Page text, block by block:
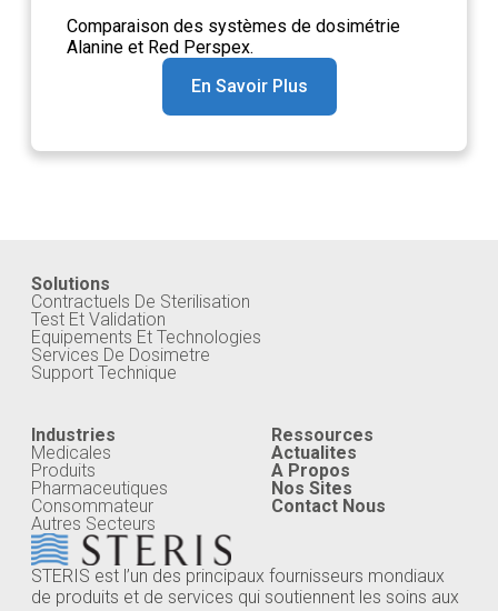
Comparaison des systèmes de dosimétrie
Alanine et Red Perspex.
En Savoir Plus
STERIS est l’un des principaux fournisseurs mondiaux
de produits et de services qui soutiennent les soins aux
Solutions
Contractuels De Sterilisation
Test Et Validation
Equipements Et Technologies
Services De Dosimetre
Support Technique
Industries
Medicales
Produits
Pharmaceutiques
Consommateur
Autres Secteurs
Ressources
Actualites
A Propos
Nos Sites
Contact Nous